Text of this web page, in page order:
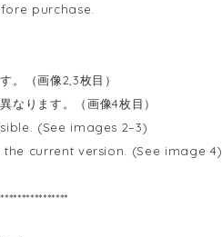
purchase.
。（画像2,3枚目）
なります。（画像4枚目）
(See images 2–3)
current version. (See image 4)